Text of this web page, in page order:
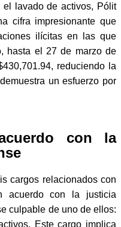
lavado de activos, Pólit
cifra impresionante que
ilícitas en las que
hasta el 27 de marzo de
reduciendo la
un esfuerzo por
con la
cargos relacionados con
acuerdo con la justicia
culpable de uno de ellos:
Este cargo implica